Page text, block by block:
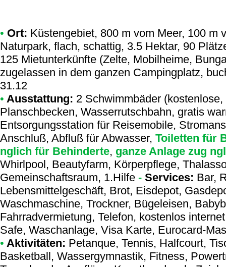
• Ort: Küstengebiet, 800 m vom Meer, 100 m
Naturpark, flach, schattig, 3.5 Hektar, 90
125 Mietunterkünfte (Zelte, Mobilheime,
zugelassen in dem ganzen Campingplatz,
31.12
• Ausstattung: 2 Schwimmbäder
Planschbecken, Wasserrutschbahn, gratis
Entsorgungsstation für Reisemobile,
Anschluß, Abfluß für Abwasser, Toiletten für
nglich für Behinderte, ganze Anlage zug
Whirlpool, Beautyfarm, Körperpflege,
Gemeinschaftsraum, 1.Hilfe - Services: Bar,
Lebensmittelgeschäft, Brot, Eisdepot,
Waschmaschine, Trockner, Bügeleisen,
Fahrradvermietung, Telefon, kostenlos
Safe, Waschanlage, Visa Karte, Eurocard-
• Aktivitäten: Petanque, Tennis, Halfcourt,
Basketball, Wassergymnastik, Fitness,